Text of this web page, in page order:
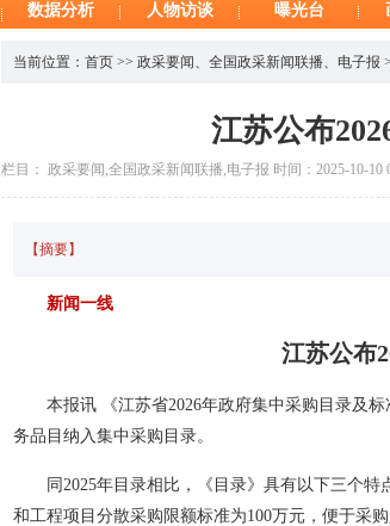
数据分析
人物访谈 曝光台
当前位置： 首页 >> 政采要闻 、 全国政采新闻联播、 电子报
江苏公布
栏目： 政采要闻,全国政采新闻联播,电子报 时间：2025-10-
【摘要】
新闻一线
江苏公布
本报讯 《江苏省2026年政府集中采购目录及
务品目纳入集中采购目录。
同2025年目录相比，《目录》具有以下三个
和工程项目分散采购限额标准为100万元，便于采